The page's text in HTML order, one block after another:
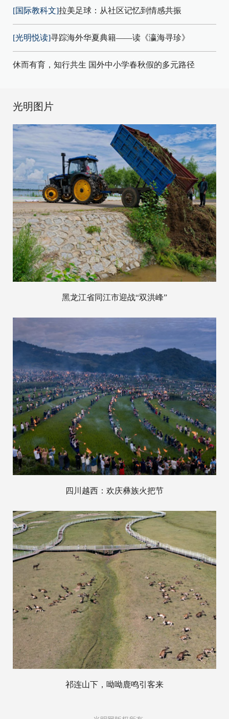
[国际教科文]拉美足球：从社区记忆到情感共振
[光明悦读]寻踪海外华夏典籍——读《瀛海寻珍》
休而有育，知行共生 国外中小学春秋假的多元路径
光明图片
黑龙江省同江市迎战“双洪峰”
四川越西：欢庆彝族火把节
祁连山下，呦呦鹿鸣引客来